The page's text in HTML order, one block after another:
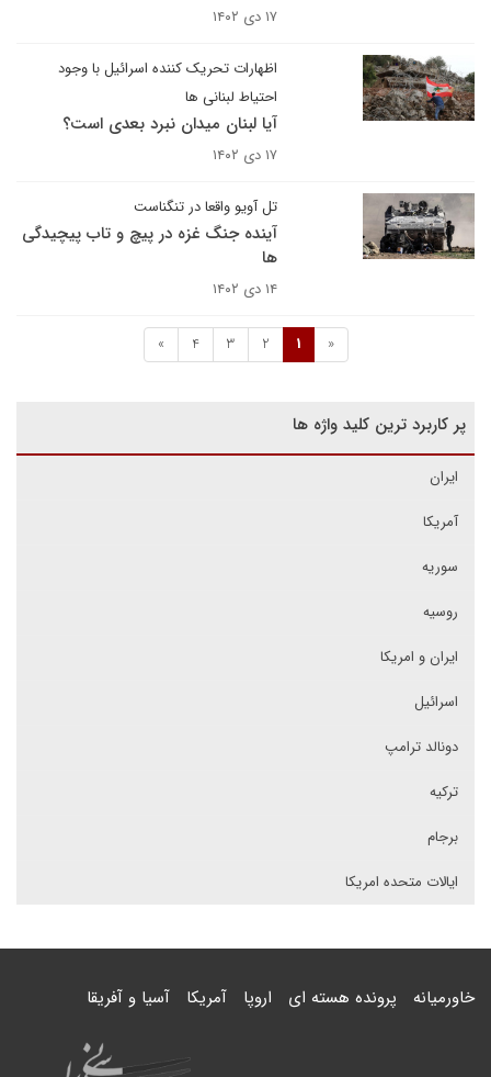
۱۷ دی ۱۴۰۲
اظهارات تحریک کننده اسرائیل با وجود
احتیاط لبنانی ها
آیا لبنان میدان نبرد بعدی است؟
۱۷ دی ۱۴۰۲
تل آویو واقعا در تنگناست
آینده جنگ غزه در پیچ و تاب پیچیدگی
ها
۱۴ دی ۱۴۰۲
«
1
2
3
4
»
پر کاربرد ترین کلید واژه ها
ایران
آمریکا
سوریه
روسیه
ایران و امریکا
اسرائیل
دونالد ترامپ
ترکیه
برجام
ایالات متحده امریکا
خاورمیانه پرونده هسته ای اروپا آمریکا آسیا و آفریقا